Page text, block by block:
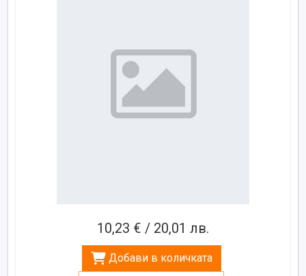
10,23 € / 20,01 лв.
Добави в количката